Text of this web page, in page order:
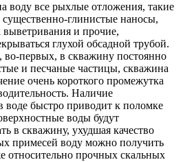
воду все рыхлые отложения, такие
глинистые наносы,
выветривания и прочие,
глухой обсадной трубой.
во-первых, в скважину постоянно
и песчаные частицы, скважина
очень короткого промежутка
Наличие
воде быстро приводит к поломке
воды будут
в скважину, ухудшая качество
примесей воду можно получить
относительно прочных скальных